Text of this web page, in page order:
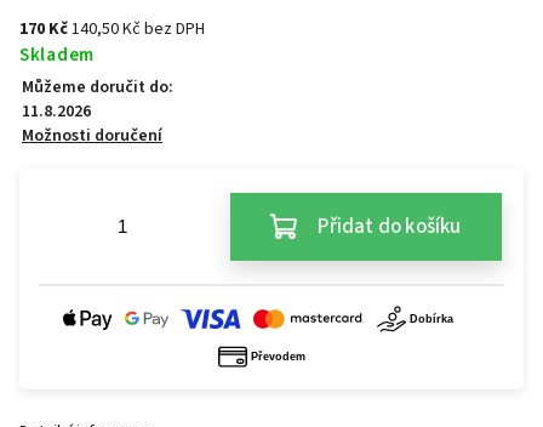
170 Kč140,50 Kč bez DPH
Skladem
Můžeme doručit do:
11.8.2026
Možnosti doručení
Přidat do košíku